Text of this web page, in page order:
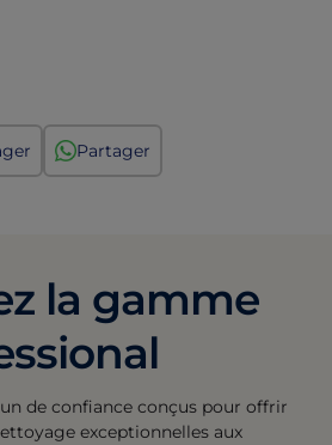
Partager
la gamme
de confiance conçus pour offrir
exceptionnelles aux